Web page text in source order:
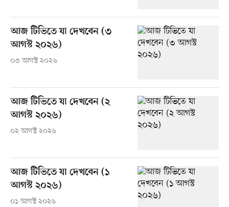
আজ টিভিতে যা দেখবেন (৩
আগস্ট ২০২৬)
০৩ আগস্ট ২০২৬
আজ টিভিতে যা দেখবেন (২
আগস্ট ২০২৬)
০২ আগস্ট ২০২৬
আজ টিভিতে যা দেখবেন (১
আগস্ট ২০২৬)
০১ আগস্ট ২০২৬